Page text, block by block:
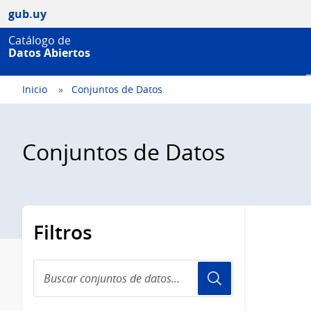
gub.uy
Catálogo de
Datos Abiertos
Inicio Conjuntos de Datos
Conjuntos de Datos
Filtros
conjuntos
de